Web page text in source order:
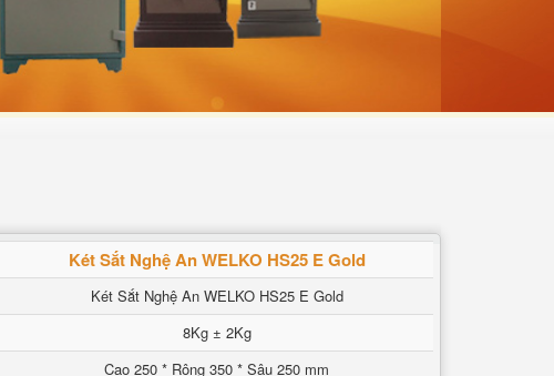
Két Sắt Nghệ An WELKO HS25 E Gold
Két Sắt Nghệ An WELKO HS25 E Gold
8Kg ± 2Kg
Cao 250 * Rộng 350 * Sâu 250 mm